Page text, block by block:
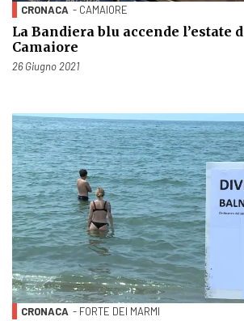
CRONACA - CAMAIORE
La Bandiera blu accende l’estate
Camaiore
Pubblicato il
26 Giugno 2021
CRONACA - FORTE DEI MARMI